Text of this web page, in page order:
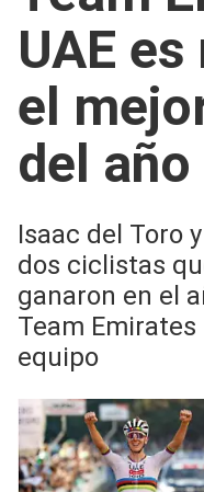
UAE
el
del año
Isaac del Toro
dos ciclistas
ganaron en el
Team Emirates
equipo